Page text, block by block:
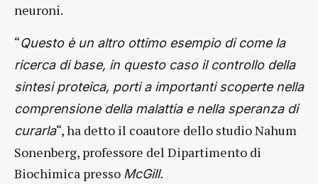
neuroni.
“Questo è un altro ottimo esempio di come la
ricerca di base, in questo caso il controllo della
sintesi proteica, porti a importanti scoperte nella
comprensione della malattia e nella speranza di
curarla“, ha detto il coautore dello studio Nahum
Sonenberg, professore del Dipartimento di
Biochimica presso McGill.